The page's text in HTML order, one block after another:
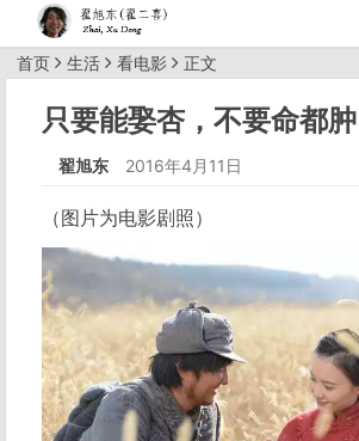
首页 生活 看电影 正文
只要能娶杏，不要命都肿
翟旭东 2016年4月11日
（图片为电影剧照）